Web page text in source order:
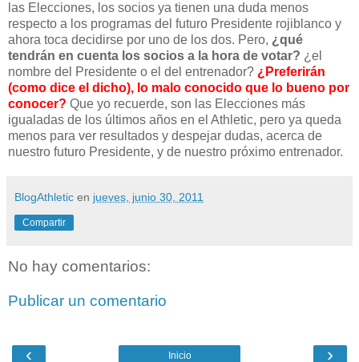
las Elecciones, los socios ya tienen una duda menos
respecto a los programas del futuro Presidente rojiblanco y
ahora toca decidirse por uno de los dos. Pero, ¿qué
tendrán en cuenta los socios a la hora de votar? ¿el
nombre del Presidente o el del entrenador? ¿Preferirán
(como dice el dicho), lo malo conocido que lo bueno por
conocer? Que yo recuerde, son las Elecciones más
igualadas de los últimos años en el Athletic, pero ya queda
menos para ver resultados y despejar dudas, acerca de
nuestro futuro Presidente, y de nuestro próximo entrenador.
BlogAthletic en jueves, junio 30, 2011
Compartir
No hay comentarios:
Publicar un comentario
‹ ›
Inicio